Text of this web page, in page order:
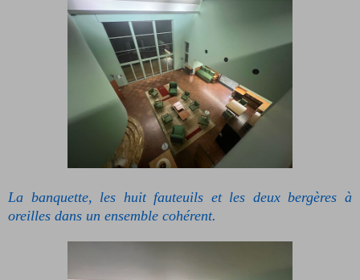
La banquette, les huit fauteuils et les deux bergères à
oreilles dans un ensemble cohérent.